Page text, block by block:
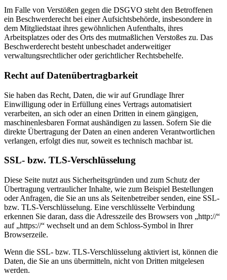
Im Falle von Verstößen gegen die DSGVO steht den Betroffenen
ein Beschwerderecht bei einer Aufsichtsbehörde, insbesondere in
dem Mitgliedstaat ihres gewöhnlichen Aufenthalts, ihres
Arbeitsplatzes oder des Orts des mutmaßlichen Verstoßes zu. Das
Beschwerderecht besteht unbeschadet anderweitiger
verwaltungsrechtlicher oder gerichtlicher Rechtsbehelfe.
Recht auf Daten­übertrag­barkeit
Sie haben das Recht, Daten, die wir auf Grundlage Ihrer
Einwilligung oder in Erfüllung eines Vertrags automatisiert
verarbeiten, an sich oder an einen Dritten in einem gängigen,
maschinenlesbaren Format aushändigen zu lassen. Sofern Sie die
direkte Übertragung der Daten an einen anderen Verantwortlichen
verlangen, erfolgt dies nur, soweit es technisch machbar ist.
SSL- bzw. TLS-Verschlüsselung
Diese Seite nutzt aus Sicherheitsgründen und zum Schutz der
Übertragung vertraulicher Inhalte, wie zum Beispiel Bestellungen
oder Anfragen, die Sie an uns als Seitenbetreiber senden, eine SSL-
bzw. TLS-Verschlüsselung. Eine verschlüsselte Verbindung
erkennen Sie daran, dass die Adresszeile des Browsers von „http://“
auf „https://“ wechselt und an dem Schloss-Symbol in Ihrer
Browserzeile.
Wenn die SSL- bzw. TLS-Verschlüsselung aktiviert ist, können die
Daten, die Sie an uns übermitteln, nicht von Dritten mitgelesen
werden.